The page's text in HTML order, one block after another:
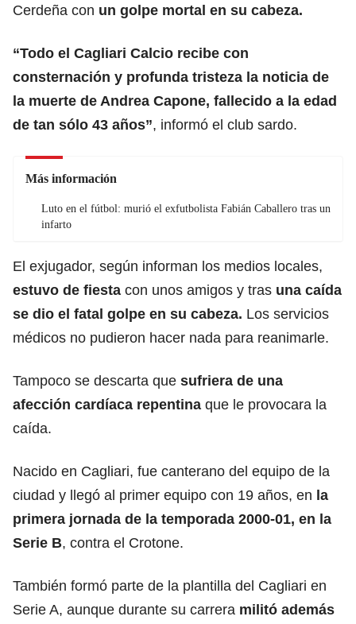
Cerdeña con un golpe mortal en su cabeza.
“Todo el Cagliari Calcio recibe con
consternación y profunda tristeza la noticia de
la muerte de Andrea Capone, fallecido a la edad
de tan sólo 43 años”, informó el club sardo.
Más información
Luto en el fútbol: murió el exfutbolista Fabián Caballero tras un
infarto
El exjugador, según informan los medios locales,
estuvo de fiesta con unos amigos y tras una caída
se dio el fatal golpe en su cabeza. Los servicios
médicos no pudieron hacer nada para reanimarle.
Tampoco se descarta que sufriera de una
afección cardíaca repentina que le provocara la
caída.
Nacido en Cagliari, fue canterano del equipo de la
ciudad y llegó al primer equipo con 19 años, en la
primera jornada de la temporada 2000-01, en la
Serie B, contra el Crotone.
También formó parte de la plantilla del Cagliari en
Serie A, aunque durante su carrera militó además